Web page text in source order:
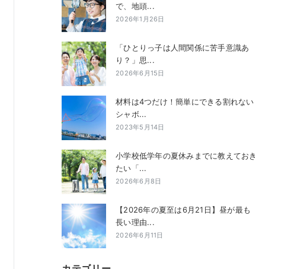
で、地頭...
2026年1月26日
「ひとりっ子は人間関係に苦手意識あ
り？」思...
2026年6月15日
材料は4つだけ！簡単にできる割れない
シャボ...
2023年5月14日
小学校低学年の夏休みまでに教えておき
たい「...
2026年6月8日
【2026年の夏至は6月21日】昼が最も
長い理由...
2026年6月11日